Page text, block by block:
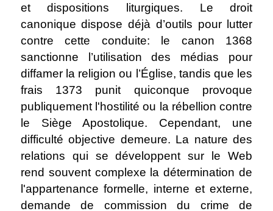
et dispositions liturgiques. Le droit
canonique dispose déjà d’outils pour lutter
contre cette conduite: le canon 1368
sanctionne l’utilisation des médias pour
diffamer la religion ou l’Église, tandis que les
frais 1373 punit quiconque provoque
publiquement l'hostilité ou la rébellion contre
le Siège Apostolique. Cependant, une
difficulté objective demeure. La nature des
relations qui se développent sur le Web
rend souvent complexe la détermination de
l'appartenance formelle, interne et externe,
demande de commission du crime de